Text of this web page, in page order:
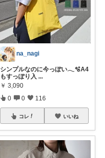
na_nagi
シンプルなのに今っぽい𓂃🫧A4
もすっぽり入 ...
￥ 3,090
0 0 116
コレ いいね